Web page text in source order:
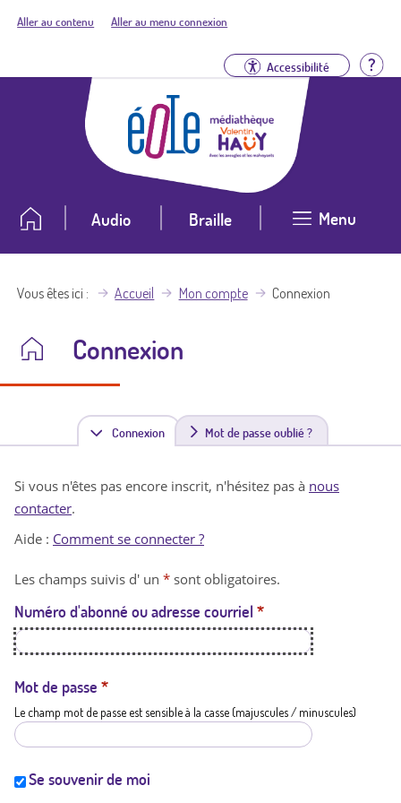
Aller au contenu Aller au menu connexion
Accessibilité
Audio Braille Menu
Vous êtes ici Accueil Mon compte Connexion
Connexion
Connexion(
n
t
a
t
i
Mot de passe oublié ?
Si vous n'êtes pas encore inscrit, n'hésitez pas à nous
contacter.
Aide : Comment se connecter ?
Les champs suivis d' un * sont obligatoires.
Numéro d'abonné ou adresse courriel *
Mot de passe *
Le champ mot de passe est sensible à la casse (majuscules / minuscules)
Se souvenir de moi